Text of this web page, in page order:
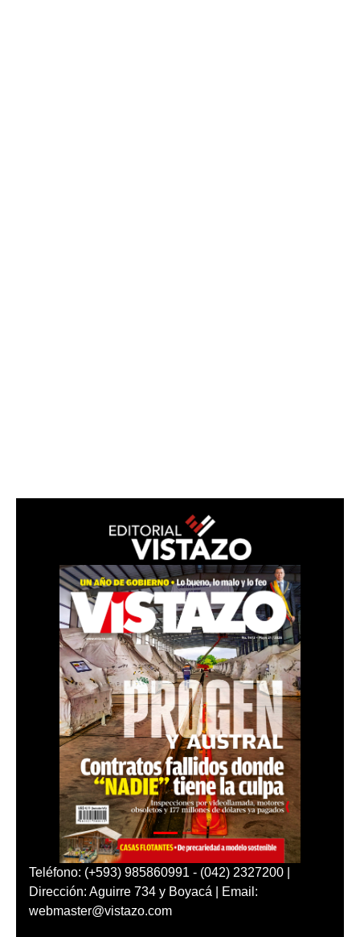
Teléfono: (+593) 985860991 - (042) 2327200 |
Dirección: Aguirre 734 y Boyacá | Email:
webmaster@vistazo.com